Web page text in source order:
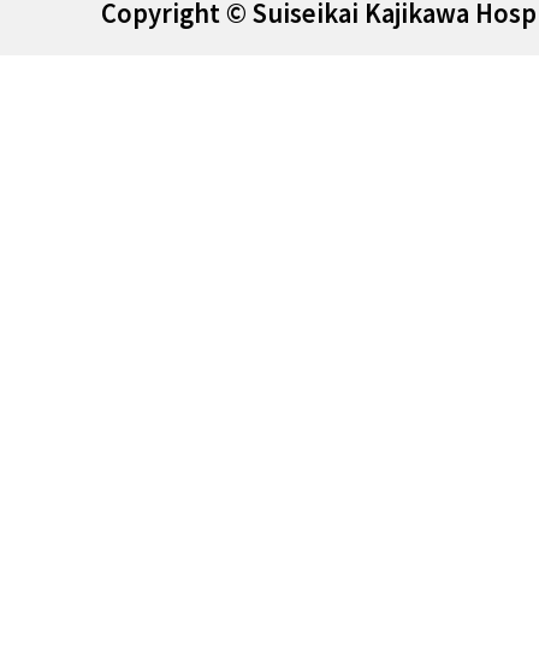
Copyright © Suiseikai Kajikawa